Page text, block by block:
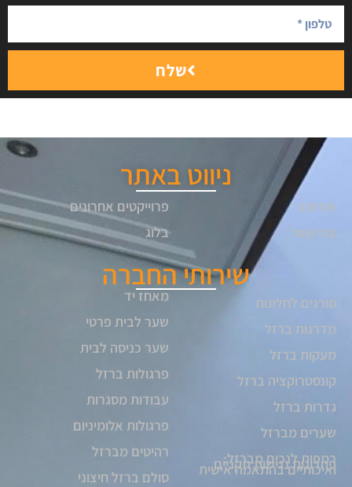
שלח
ניווט באתר
אודותנו
צרו קשר
פרוייקטים אחרונים
בלוג
שירותי החברה
סורגים לחלונות
מדרגות ברזל
מעקות ברזל
קונסטרוקציה ברזל
גדרות ברזל
שערים מברזל
רמפות לנכים מברזל:
פתרונות נגישות תקניים
ואיכותיים בהתאמה אישית
מאחז יד
שער לבית פרטי
שער כניסה לבית
פרגולות ברזל
עבודות מסגרות
פרגולות אלומיניום
רהיטים מברזל
סולם ברזל חיצוני